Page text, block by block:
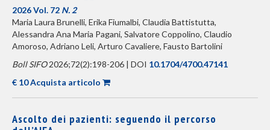
2026 Vol. 72 N. 2
Maria Laura Brunelli, Erika Fiumalbi, Claudia Battistutta,
Alessandra Ana Maria Pagani, Salvatore Coppolino, Claudio
Amoroso, Adriano Leli, Arturo Cavaliere, Fausto Bartolini
Boll SIFO2026;72(2):198-206 | DOI 10.1704/4700.47141
€ 10 Acquista articolo
Ascolto dei pazienti: seguendo il percorso